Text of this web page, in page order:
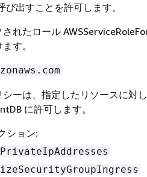
び出すことを許可します。
れたロール
す。
ーは、指定したリソースに対
に許可します。
ション: